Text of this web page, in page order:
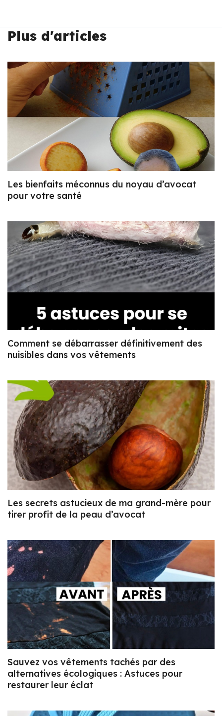
Plus d'articles
Les bienfaits méconnus du noyau d’avocat
pour votre santé
Comment se débarrasser définitivement des
nuisibles dans vos vêtements
Les secrets astucieux de ma grand-mère pour
tirer profit de la peau d’avocat
Sauvez vos vêtements tachés par des
alternatives écologiques : Astuces pour
restaurer leur éclat